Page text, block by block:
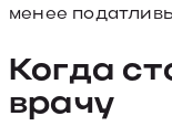
менее
Когда
врачу